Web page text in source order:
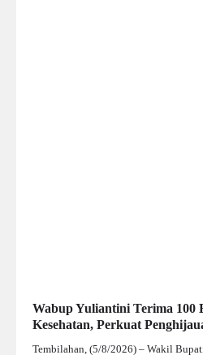
Wabup Yuliantini Terima 100
Kesehatan, Perkuat
Tembilahan, (5/8/2026) – Wakil